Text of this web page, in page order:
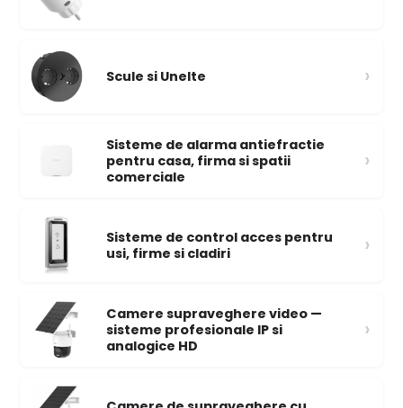
Scule si Unelte ›
Sisteme de alarma antiefractie
pentru casa, firma si spatii
comerciale
›
Sisteme de control acces pentru
usi, firme si cladiri
›
Camere supraveghere video —
sisteme profesionale IP si
analogice HD
›